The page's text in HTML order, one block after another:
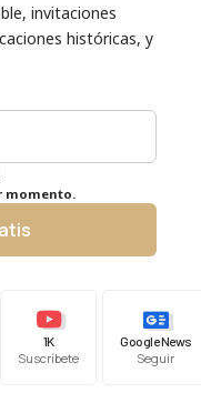
invitaciones
históricas, y
momento.
1K
Suscríbete
Google News
Seguir